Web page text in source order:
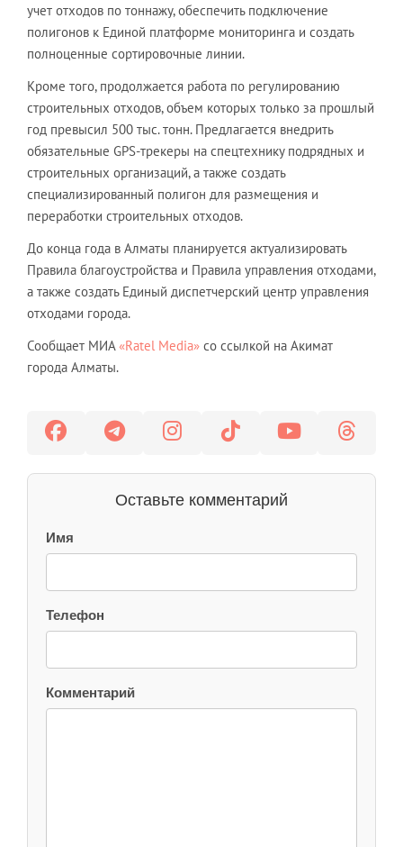
учет отходов по тоннажу, обеспечить подключение
полигонов к Единой платформе мониторинга и создать
полноценные сортировочные линии.
Кроме того, продолжается работа по регулированию
строительных отходов, объем которых только за прошлый
год превысил 500 тыс. тонн. Предлагается внедрить
обязательные GPS-трекеры на спецтехнику подрядных и
строительных организаций, а также создать
специализированный полигон для размещения и
переработки строительных отходов.
До конца года в Алматы планируется актуализировать
Правила благоустройства и Правила управления отходами,
а также создать Единый диспетчерский центр управления
отходами города.
Сообщает МИА «Ratel Media» со ссылкой на Акимат
города Алматы.
Оставьте комментарий
Имя
Телефон
Комментарий